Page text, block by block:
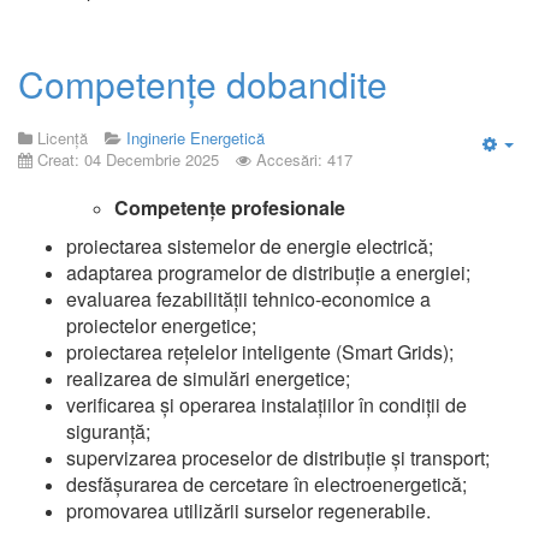
Competențe dobandite
Licență
Inginerie Energetică
Creat: 04 Decembrie 2025
Accesări: 417
Competențe profesionale
proiectarea sistemelor de energie electrică;
adaptarea programelor de distribuție a energiei;
evaluarea fezabilității tehnico-economice a
proiectelor energetice;
proiectarea rețelelor inteligente (Smart Grids);
realizarea de simulări energetice;
verificarea și operarea instalațiilor în condiții de
siguranță;
supervizarea proceselor de distribuție și transport;
desfășurarea de cercetare în electroenergetică;
promovarea utilizării surselor regenerabile.